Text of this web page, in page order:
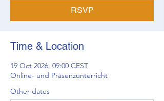
RSVP
Time & Location
19 Oct 2026, 09:00 CEST
Online- und Präsenzunterricht
Other dates